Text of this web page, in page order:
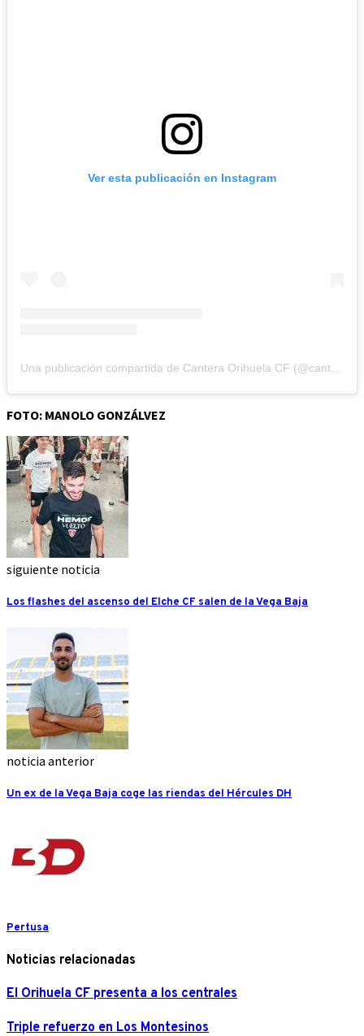
Ver esta publicación en Instagram
FOTO: MANOLO GONZÁLVEZ
siguiente noticia
Los flashes del ascenso del Elche CF salen de la Vega Baja
noticia anterior
Un ex de la Vega Baja coge las riendas del Hércules DH
Pertusa
Noticias relacionadas
El Orihuela CF presenta a los centrales
Triple refuerzo en Los Montesinos